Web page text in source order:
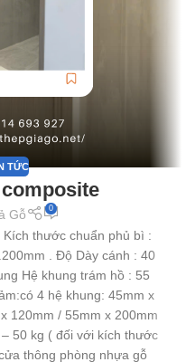
TỨC
Gỗ 0
thước chuẩn phủ bì :
. Độ Dày cánh : 40
Hệ khung trám hồ : 55
4 hệ khung: 45mm x
120mm / 55mm x 200mm
50 kg ( đối với kích thước
thông phòng nhựa gỗ